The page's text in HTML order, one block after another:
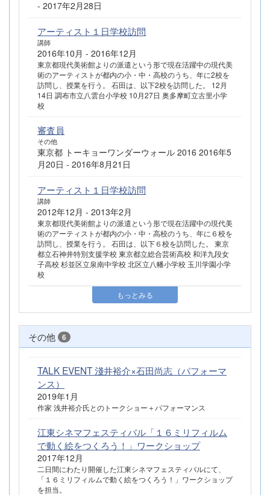
- 2017年2月28日
アーティスト１日学校訪問
講師
2016年10月 - 2016年12月
東京都現代美術館よりの派遣という形で現在活躍中の現代美
術のアーティストが都内の小・中・高校のうち、年に2校を
訪問し、授業を行う。 石田は、以下2校を訪問した。 12月
14日 調布市立八雲台小学校 10月27日 奥多摩町立古里小学
校
審査員
その他
東京都 トーキョーワンダーウォール 2016 2016年5
月20日 - 2016年8月21日
アーティスト１日学校訪問
講師
2012年12月 - 2013年2月
東京都現代美術館よりの派遣という形で現在活躍中の現代美
術のアーティストが都内の小・中・高校のうち、年に６校を
訪問し、授業を行う。 石田は、以下６校を訪問した。 東京
都立石神井特別支援学校 東京都立総合芸術高校 和洋九段女
子高校 杉並区立泉南中学校 北区立八幡小学校 玉川学園小学
校
もっとみる
その他 6
TALK EVENT 淺井裕介×石田尚志（パフォーマ
ンス）
2019年1月
作家 浅井裕介氏とのトークショー＋パフォーマンス
江東シネマフェスティバル「１６ミリフィルム
で動く絵をつくろう！」ワークショップ
2017年12月
二日間にわたり開催した江東シネマフェスティバルにて、
「１６ミリフィルムで動く絵をつくろう！」ワークショップ
を担当。